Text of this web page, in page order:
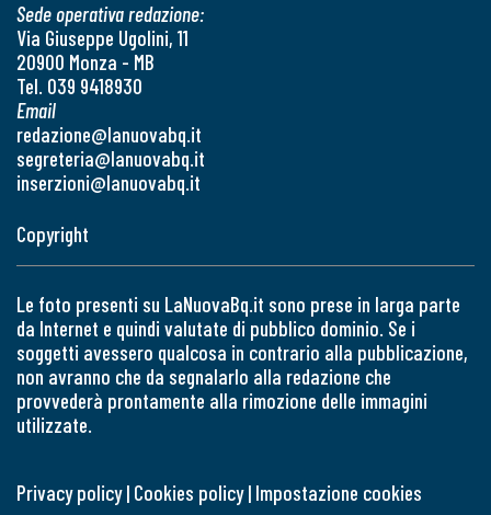
Sede operativa redazione:
Via Giuseppe Ugolini, 11
20900 Monza - MB
Tel. 039 9418930
Email
redazione@lanuovabq.it
segreteria@lanuovabq.it
inserzioni@lanuovabq.it
Copyright
Le foto presenti su LaNuovaBq.it sono prese in larga parte
da Internet e quindi valutate di pubblico dominio. Se i
soggetti avessero qualcosa in contrario alla pubblicazione,
non avranno che da segnalarlo alla redazione che
provvederà prontamente alla rimozione delle immagini
utilizzate.
Privacy policy| Cookies policy| Impostazione cookies